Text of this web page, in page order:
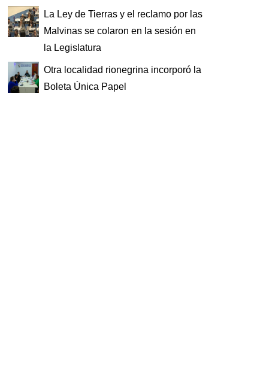
La Ley de Tierras y el reclamo por las
Malvinas se colaron en la sesión en
la Legislatura
Otra localidad rionegrina incorporó la
Boleta Única Papel